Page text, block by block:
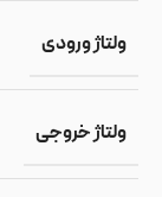
ولتاژ ورودی
ولتاژ خروجی